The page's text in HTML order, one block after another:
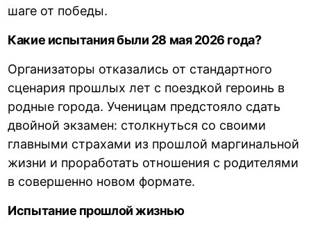
шаге от победы.
Какие испытания были 28 мая 2026 года?
Организаторы отказались от стандартного
сценария прошлых лет с поездкой героинь в
родные города. Ученицам предстояло сдать
двойной экзамен: столкнуться со своими
главными страхами из прошлой маргинальной
жизни и проработать отношения с родителями
в совершенно новом формате.
Испытание прошлой жизнью